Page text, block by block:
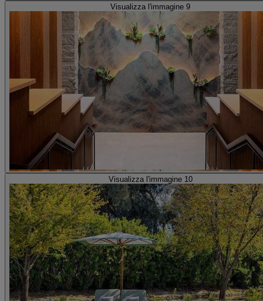
Visualizza l'immagine 9
Visualizza l'immagine 10